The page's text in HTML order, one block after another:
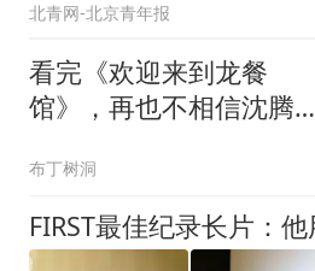
北青网-北京青年报
看完《欢迎来到龙餐
馆》，再也不相信沈腾了
布丁树洞